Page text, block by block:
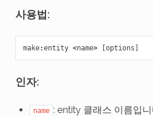
사용법:
make:entity <name> [options ]
인자:
name : entity 클래스 이름입니